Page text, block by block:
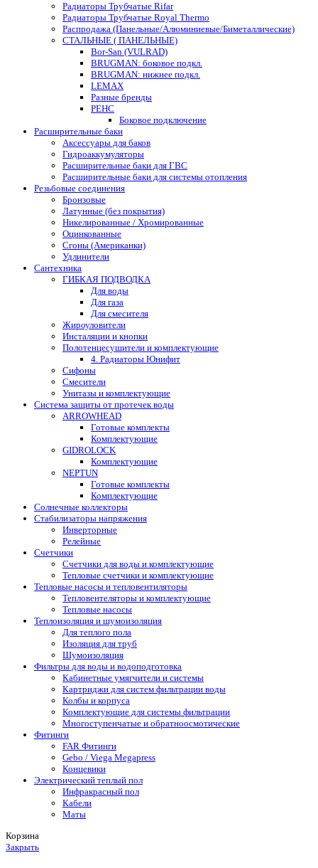
Радиаторы Трубчатые Rifar
Радиаторы Трубчатые Royal Thermo
Распродажа (Панельные/Алюминиевые/Биметаллические)
СТАЛЬНЫЕ ( ПАНЕЛЬНЫЕ)
Bor-San (VULRAD)
BRUGMAN: боковое подкл.
BRUGMAN: нижнее подкл.
LEMAX
Разные бренды
РЕНС
Боковое подключение
Расширительные баки
Аксессуары для баков
Гидроаккумуляторы
Расширительные баки для ГВС
Расширительные баки для системы отопления
Резьбовые соединения
Бронзовые
Латунные (без покрытия)
Никелированные / Хромированные
Оцинкованные
Сгоны (Американки)
Удлинители
Сантехника
ГИБКАЯ ПОДВОДКА
Для воды
Для газа
Для смесителя
Жироуловители
Инсталяции и кнопки
Полотенцесушители и комплектующие
4. Радиаторы Юнифит
Сифоны
Смесители
Унитазы и комплектующие
Система защиты от протечек воды
ARROWHEAD
Готовые комплекты
Комплектующие
GIDROLOCK
Комплектующие
NEPTUN
Готовые комплекты
Комплектующие
Солнечные коллекторы
Стабилизаторы напряжения
Инверторные
Релейные
Счетчики
Счетчики для воды и комплектующие
Тепловые счетчики и комплектующие
Тепловые насосы и тепловентиляторы
Тепловентеляторы и комплектующие
Тепловые насосы
Теплоизоляция и шумоизоляция
Для теплого пола
Изоляция для труб
Шумоизоляция
Фильтры для воды и водоподготовка
Кабинетные умягчители и системы
Картриджи для систем фильтрации воды
Колбы и корпуса
Комплектующие для системы фильтрации
Многоступенчатые и обратноосмотические
Фитинги
FAR Фитинги
Gebo / Viega Megapress
Концевики
Электрический теплый пол
Инфракрасный пол
Кабели
Маты
Корзина
Закрыть